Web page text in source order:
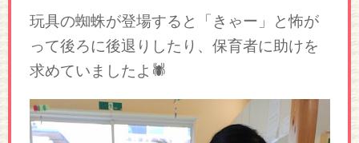
玩具の蜘蛛が登場すると「きゃー」と怖が
って後ろに後退りしたり、保育者に助けを
求めていましたよ🕷